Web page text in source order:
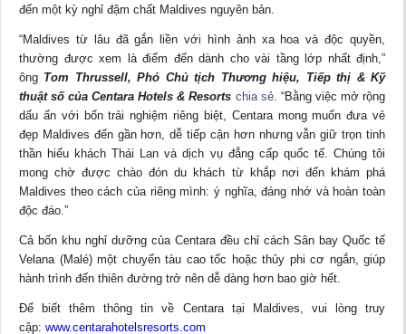
đến một kỳ nghỉ đậm chất Maldives nguyên bản.
“Maldives từ lâu đã gắn liền với hình ảnh xa hoa và độc quyền,
thường được xem là điểm đến dành cho vài tầng lớp nhất định,”
ông Tom Thrussell, Phó Chủ tịch Thương hiệu, Tiếp thị & Kỹ
thuật số của Centara Hotels & Resorts chia sẻ. “Bằng việc mở rộng
dấu ấn với bốn trải nghiệm riêng biệt, Centara mong muốn đưa vẻ
đẹp Maldives đến gần hơn, dễ tiếp cận hơn nhưng vẫn giữ trọn tinh
thần hiếu khách Thái Lan và dịch vụ đẳng cấp quốc tế. Chúng tôi
mong chờ được chào đón du khách từ khắp nơi đến khám phá
Maldives theo cách của riêng mình: ý nghĩa, đáng nhớ và hoàn toàn
độc đáo.”
Cả bốn khu nghỉ dưỡng của Centara đều chỉ cách Sân bay Quốc tế
Velana (Malé) một chuyến tàu cao tốc hoặc thủy phi cơ ngắn, giúp
hành trình đến thiên đường trở nên dễ dàng hơn bao giờ hết.
Để biết thêm thông tin về Centara tại Maldives, vui lòng truy
cập: www.centarahotelsresorts.com